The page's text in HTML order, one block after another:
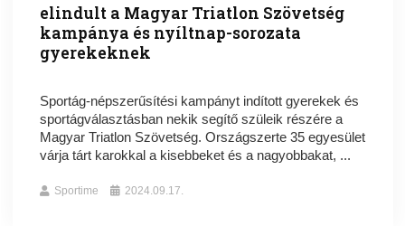
elindult a Magyar Triatlon Szövetség
kampánya és nyíltnap-sorozata
gyerekeknek
Sportág-népszerűsítési kampányt indított gyerekek és
sportágválasztásban nekik segítő szüleik részére a
Magyar Triatlon Szövetség. Országszerte 35 egyesület
várja tárt karokkal a kisebbeket és a nagyobbakat, ...
Sportime 2024.09.17.